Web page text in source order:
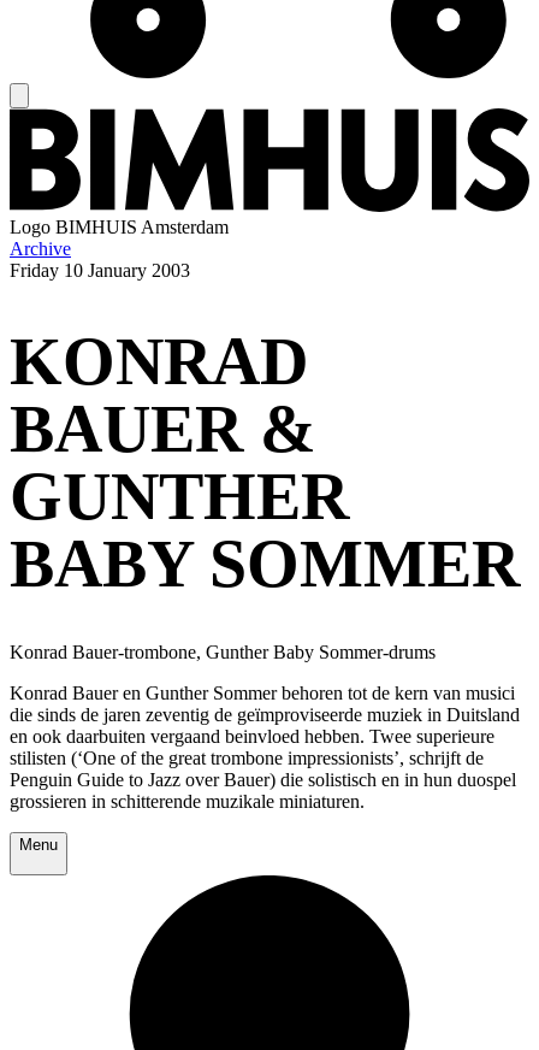
Logo BIMHUIS Amsterdam
Archive
Friday 10 January 2003
KONRAD
BAUER &
GUNTHER
BABY SOMMER
Konrad Bauer-trombone, Gunther Baby Sommer-drums
Konrad Bauer en Gunther Sommer behoren tot de kern van musici
die sinds de jaren zeventig de geïmproviseerde muziek in Duitsland
en ook daarbuiten vergaand beinvloed hebben. Twee superieure
stilisten (‘One of the great trombone impressionists’, schrijft de
Penguin Guide to Jazz over Bauer) die solistisch en in hun duospel
grossieren in schitterende muzikale miniaturen.
Menu